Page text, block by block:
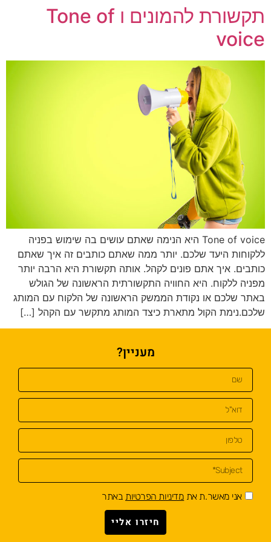
תקשורת להמונים ו Tone of
voice
Tone of voice היא הנימה שאתם עושים בה שימוש בפניה
ללקוחות היעד שלכם. יותר ממה שאתם כותבים זה איך שאתם
כותבים. איך אתם פונים לקהל. אותה תקשורת היא הרבה יותר
מפניה ללקוח. היא החוויה התקשורתית הראשונה של הגולש
באתר שלכם או נקודת הממשק הראשונה של הלקוח עם המותג
שלכם.נימת הקול מתארת ​​כיצד המותג מתקשר עם הקהל […]
מעניין?
אני מאשר.ת את מדיניות הפרטיות באתר
חיזרו אליי